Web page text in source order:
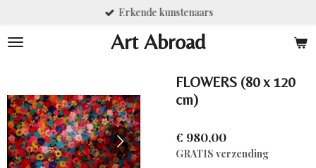
naar
Art Abroad
Erkende kunstenaars
FLOWERS (80 x 120
cm)
€ 980,00
GRATIS verzending